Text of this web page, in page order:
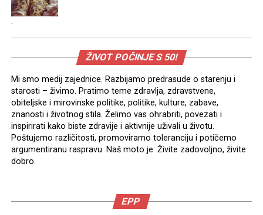
.
ŽIVOT POČINJE S 50!
Mi smo medij zajednice. Razbijamo predrasude o starenju i
starosti – živimo. Pratimo teme zdravlja, zdravstvene,
obiteljske i mirovinske politike, politike, kulture, zabave,
znanosti i životnog stila. Želimo vas ohrabriti, povezati i
inspirirati kako biste zdravije i aktivnije uživali u životu.
Poštujemo različitosti, promoviramo toleranciju i potičemo
argumentiranu raspravu. Naš moto je: Živite zadovoljno, živite
dobro.
EPP